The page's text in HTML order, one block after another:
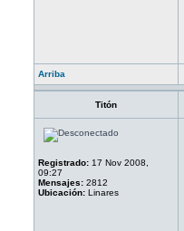
Arriba
Titón
Registrado: 17 Nov 2008,
09:27
Mensajes: 2812
Ubicación: Linares